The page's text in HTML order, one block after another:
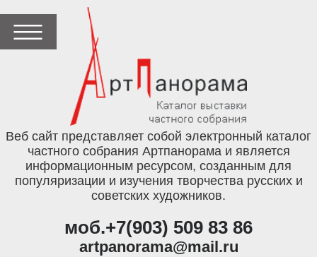
Веб сайт представляет собой электронный каталог
частного собрания Артпанорама и является
информационным ресурсом, созданным для
популяризации и изучения творчества русских и
советских художников.
моб.+7(903) 509 83 86
artpanorama@mail.ru